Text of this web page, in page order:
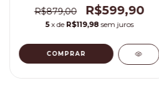
R$879,00 R$599,90
5 x de R$119,98 sem juros
COMPRAR